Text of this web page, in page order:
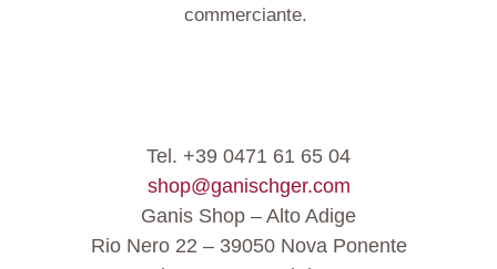
commerciante.
Tel. +39 0471 61 65 04
shop@ganischger.com
Ganis Shop – Alto Adige
Rio Nero 22 – 39050 Nova Ponente